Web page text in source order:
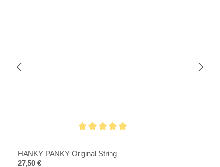
HANKY PANKY Original String
Regulärer Preis:
27,50 €